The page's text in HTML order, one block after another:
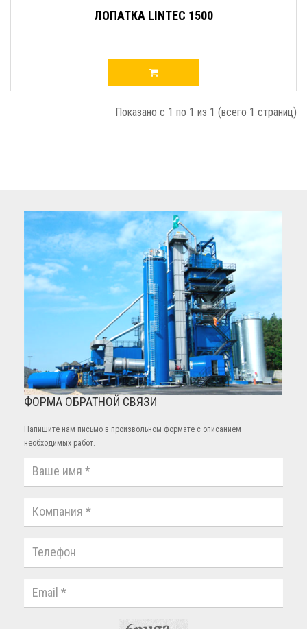
ЛОПАТКА LINTEC 1500
Показано с 1 по 1 из 1 (всего 1 страниц)
ФОРМА ОБРАТНОЙ СВЯЗИ
Напишите нам письмо в произвольном формате с описанием
необходимых работ.